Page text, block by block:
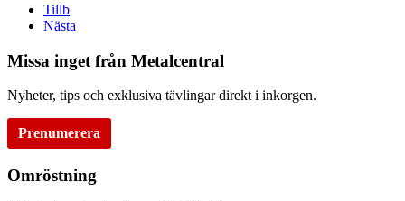
Tillb
Nästa
Missa inget från Metalcentral
Nyheter, tips och exklusiva tävlingar direkt i inkorgen.
Prenumerera
Omröstning